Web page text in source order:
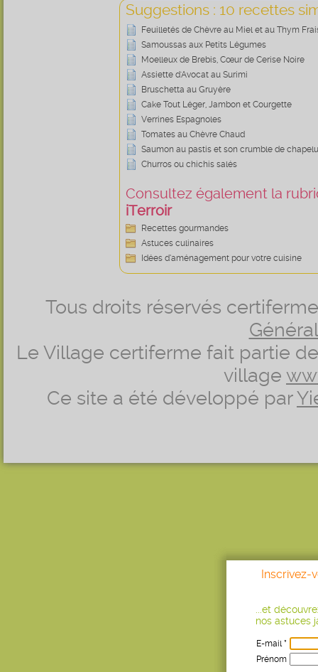
Suggestions : 10 recettes
Feuilletés de Chèvre au Miel et au Thym
Samoussas aux Petits Légumes
Moelleux de Brebis, Cœur de Cerise Noire
Assiette d'Avocat au Surimi
Bruschetta au Gruyère
Cake Tout Léger, Jambon et Courgette
Verrines Espagnoles
Tomates au Chèvre Chaud
Saumon au pastis et son crumble de
Churros ou chichis salés
Consultez également la
iTerroir
Recettes gourmandes
Astuces culinaires
Idées d’aménagement pour votre cuisine
Tous droits réservés
Le Village certiferme fait partie
village
Ce site a été développé par
Inscrivez-
...et
nos astuces
E-mail *
Prénom